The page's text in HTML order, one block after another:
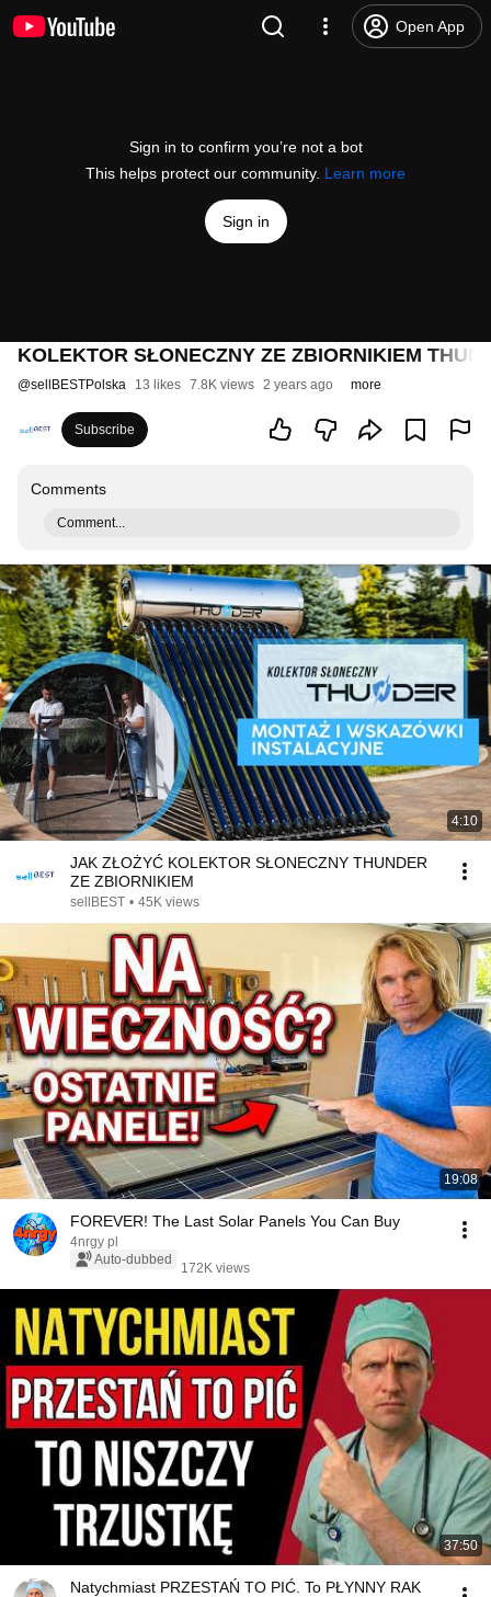
Open App
Sign in to confirm you’re not a bot
This helps protect our community. Learn more
Sign in
KOLEKTOR SŁONECZNY ZE ZBIORNIKIEM
@sellBESTPolska 13 likes 7.8K views 2 years ago more
Subscribe
Comments
Comment...
4:10
JAK ZŁOŻYĆ KOLEKTOR SŁONECZNY THUNDER
ZE ZBIORNIKIEM
sellBEST • 45K views
19:08
FOREVER! The Last Solar Panels You Can Buy
4nrgy pl
Auto-dubbed
172K views
37:50
Natychmiast PRZESTAŃ TO PIĆ. To PŁYNNY RAK